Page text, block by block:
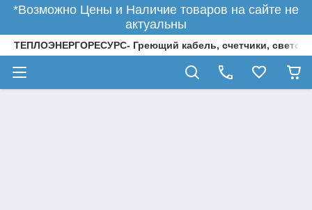
*Возможно Цены и Наличие товаров на сайте не
актуальны
ТЕПЛОЭНЕРГОРЕСУРС- Греющий кабель, счетчики,